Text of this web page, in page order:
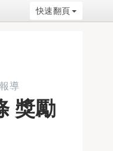
快速翻頁
導
獎勵